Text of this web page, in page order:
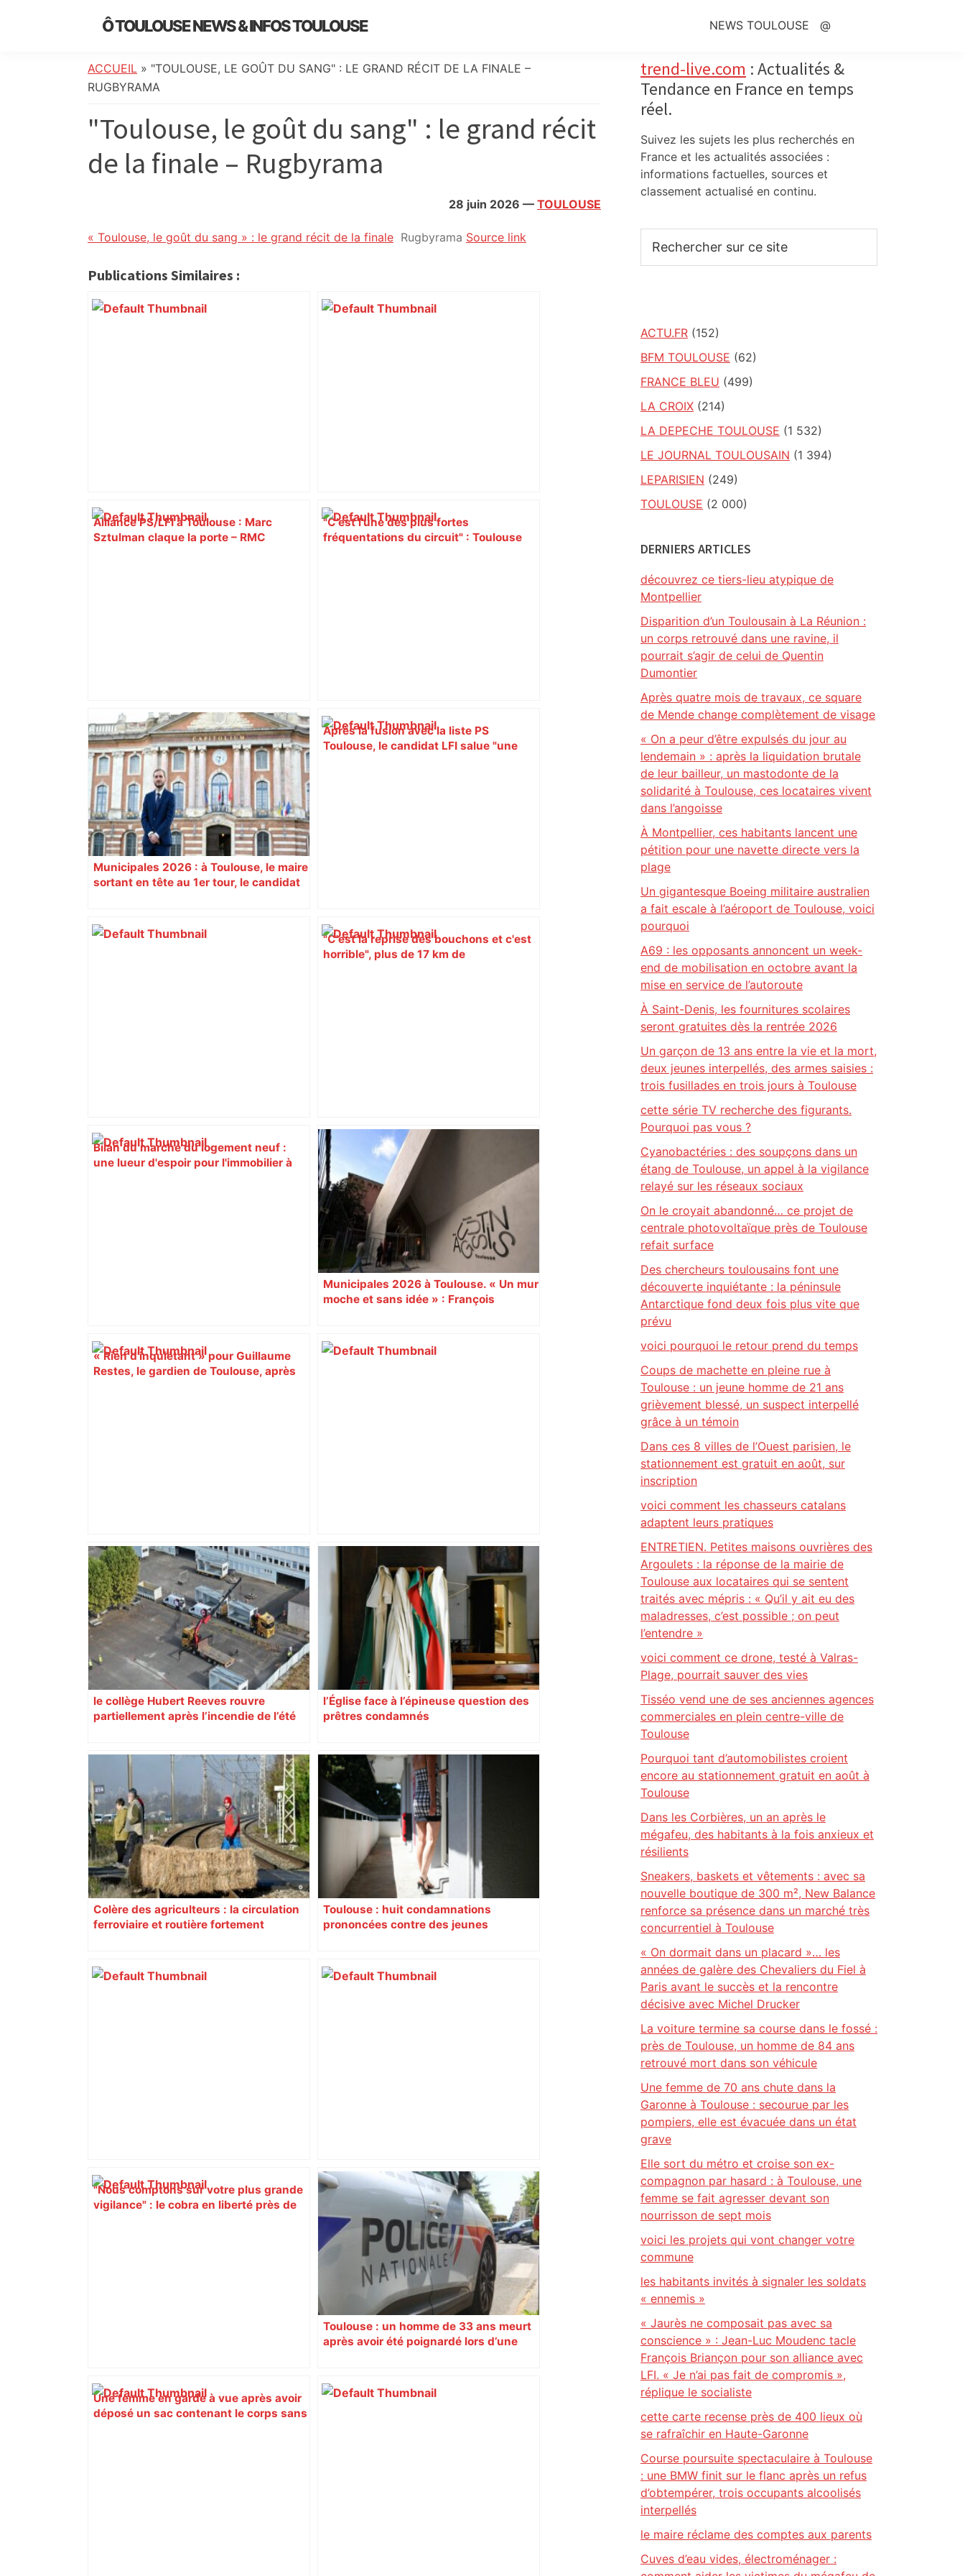
Ô TOULOUSE NEWS & INFOS TOULOUSE
de
l’actualité
:
info
locale,
société,
météo,
divers
initiatives
NEWS TOULOUSE @
ACCUEIL » "TOULOUSE, LE GOÛT DU SANG" : LE GRAND RÉCIT DE LA FINALE –
RUGBYRAMA
"Toulouse, le goût du sang" : le grand récit
de la finale – Rugbyrama
28 juin 2026 — TOULOUSE
« Toulouse, le goût du sang » : le grand récit de la finale Rugbyrama Source link
Publications Similaires :
Alliance PS/LFI à Toulouse : Marc
Sztulman claque la porte – RMC
"C’est l’une des plus fortes
fréquentations du circuit" : Toulouse
"Un lieu très intrigant pour les
Toulousains" : c'est le début de Mister
Freeze 2026, le festival transforme une
caserne classée aux Monuments
historiques en immense galerie d’art
urbain – ladepeche.fr
Après la fusion avec la liste PS
Toulouse, le candidat LFI salue "une
Municipales 2026 : à Toulouse, le maire
sortant en tête au 1er tour, le candidat
"C'est la reprise des bouchons et c'est
horrible", plus de 17 km de
Bilan du marché du logement neuf :
une lueur d'espoir pour l'immobilier à
Près de Toulouse : dans cette zone
économique, un axe majeur va être
fermé en fin de soirée, voici les
déviations – Actu.fr
« Rien d'inquiétant » pour Guillaume
Restes, le gardien de Toulouse, après
Municipales 2026 à Toulouse. « Un mur
moche et sans idée » : François
Augustins
ENTRETIEN. Municipales 2026 à
Toulouse : sous le feu des critiques,
Briançon assume son alliance avec
Piquemal, "ce n’est pas un accord de
postes" – ladepeche.fr
Mort mystérieuse près de Toulouse :
une émission de M6 revient sur l'affaire
Christian Abraham, retrouvé la gorge
tranchée et recouvert de feuilles il y a
deux ans – ladepeche.fr
le collège Hubert Reeves rouvre
partiellement après l’incendie de l’été
l’Église face à l’épineuse question des
prêtres condamnés
Colère des agriculteurs : la circulation
ferroviaire et routière fortement
Toulouse : huit condamnations
prononcées contre des jeunes
"Nous comptons sur votre plus grande
vigilance" : le cobra en liberté près de
Un automobiliste tué dans un choc
avec un TER à un passage à niveau
près de Toulouse – Orange Actualités
Une femme en garde à vue après avoir
déposé un sac contenant le corps sans
Toulouse : un homme de 33 ans meurt
après avoir été poignardé lors d’une
Primary
Sidebar
trend-live.com : Actualités &
Tendance en France en temps
réel.
Suivez les sujets les plus recherchés en
France et les actualités associées :
informations factuelles, sources et
classement actualisé en continu.
sur
ACTU.FR (152)
BFM TOULOUSE (62)
FRANCE BLEU (499)
LA CROIX (214)
LA DEPECHE TOULOUSE (1 532)
LE JOURNAL TOULOUSAIN (1 394)
LEPARISIEN (249)
TOULOUSE (2 000)
DERNIERS ARTICLES
découvrez ce tiers-lieu atypique de
Montpellier
Disparition d’un Toulousain à La Réunion :
un corps retrouvé dans une ravine, il
pourrait s’agir de celui de Quentin
Dumontier
Après quatre mois de travaux, ce square
de Mende change complètement de visage
« On a peur d’être expulsés du jour au
lendemain » : après la liquidation brutale
de leur bailleur, un mastodonte de la
solidarité à Toulouse, ces locataires vivent
dans l’angoisse
À Montpellier, ces habitants lancent une
pétition pour une navette directe vers la
plage
Un gigantesque Boeing militaire australien
a fait escale à l’aéroport de Toulouse, voici
pourquoi
A69 : les opposants annoncent un week-
end de mobilisation en octobre avant la
mise en service de l’autoroute
À Saint-Denis, les fournitures scolaires
seront gratuites dès la rentrée 2026
Un garçon de 13 ans entre la vie et la mort,
deux jeunes interpellés, des armes saisies :
trois fusillades en trois jours à Toulouse
cette série TV recherche des figurants.
Pourquoi pas vous ?
Cyanobactéries : des soupçons dans un
étang de Toulouse, un appel à la vigilance
relayé sur les réseaux sociaux
On le croyait abandonné… ce projet de
centrale photovoltaïque près de Toulouse
refait surface
Des chercheurs toulousains font une
découverte inquiétante : la péninsule
Antarctique fond deux fois plus vite que
prévu
voici pourquoi le retour prend du temps
Coups de machette en pleine rue à
Toulouse : un jeune homme de 21 ans
grièvement blessé, un suspect interpellé
grâce à un témoin
Dans ces 8 villes de l’Ouest parisien, le
stationnement est gratuit en août, sur
inscription
voici comment les chasseurs catalans
adaptent leurs pratiques
ENTRETIEN. Petites maisons ouvrières des
Argoulets : la réponse de la mairie de
Toulouse aux locataires qui se sentent
traités avec mépris : « Qu’il y ait eu des
maladresses, c’est possible ; on peut
l’entendre »
voici comment ce drone, testé à Valras-
Plage, pourrait sauver des vies
Tisséo vend une de ses anciennes agences
commerciales en plein centre-ville de
Toulouse
Pourquoi tant d’automobilistes croient
encore au stationnement gratuit en août à
Toulouse
Dans les Corbières, un an après le
mégafeu, des habitants à la fois anxieux et
résilients
Sneakers, baskets et vêtements : avec sa
nouvelle boutique de 300 m², New Balance
renforce sa présence dans un marché très
concurrentiel à Toulouse
« On dormait dans un placard »… les
années de galère des Chevaliers du Fiel à
Paris avant le succès et la rencontre
décisive avec Michel Drucker
La voiture termine sa course dans le fossé :
près de Toulouse, un homme de 84 ans
retrouvé mort dans son véhicule
Une femme de 70 ans chute dans la
Garonne à Toulouse : secourue par les
pompiers, elle est évacuée dans un état
grave
Elle sort du métro et croise son ex-
compagnon par hasard : à Toulouse, une
femme se fait agresser devant son
nourrisson de sept mois
voici les projets qui vont changer votre
commune
les habitants invités à signaler les soldats
« ennemis »
« Jaurès ne composait pas avec sa
conscience » : Jean-Luc Moudenc tacle
François Briançon pour son alliance avec
LFI. « Je n’ai pas fait de compromis »,
réplique le socialiste
cette carte recense près de 400 lieux où
se rafraîchir en Haute-Garonne
Course poursuite spectaculaire à Toulouse
: une BMW finit sur le flanc après un refus
d’obtempérer, trois occupants alcoolisés
interpellés
le maire réclame des comptes aux parents
Cuves d’eau vides, électroménager :